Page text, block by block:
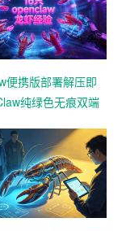
便携版部署解压即
纯绿色无痕双端